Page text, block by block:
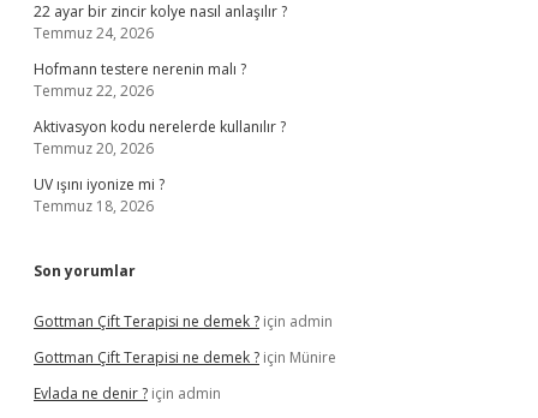
22 ayar bir zincir kolye nasıl anlaşılır ?
Temmuz 24, 2026
Hofmann testere nerenin malı ?
Temmuz 22, 2026
Aktivasyon kodu nerelerde kullanılır ?
Temmuz 20, 2026
UV ışını iyonize mi ?
Temmuz 18, 2026
Son yorumlar
Gottman Çift Terapisi ne demek ? için admin
Gottman Çift Terapisi ne demek ? için Münire
Evlada ne denir ? için admin